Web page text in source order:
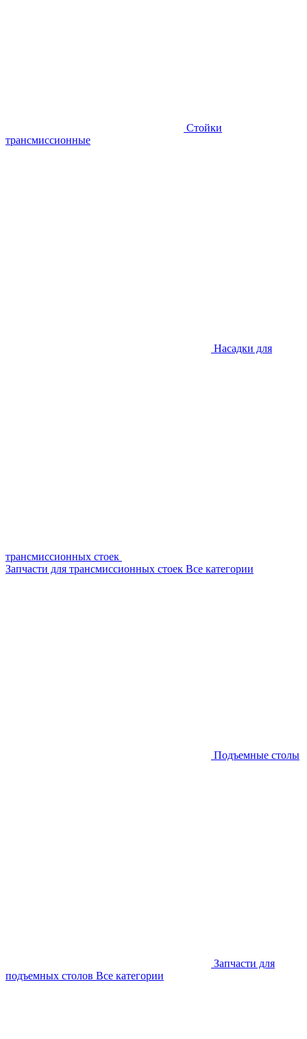
Стойки
трансмиссионные
Насадки для
трансмиссионных стоек
Запчасти для трансмиссионных стоек Все категории
Подъемные столы
Запчасти для
подъемных столов Все категории